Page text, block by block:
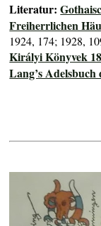
Literatur:
Freiherrlichen
1924, 174; 1928,
Királyi Könyvek
Lang’s